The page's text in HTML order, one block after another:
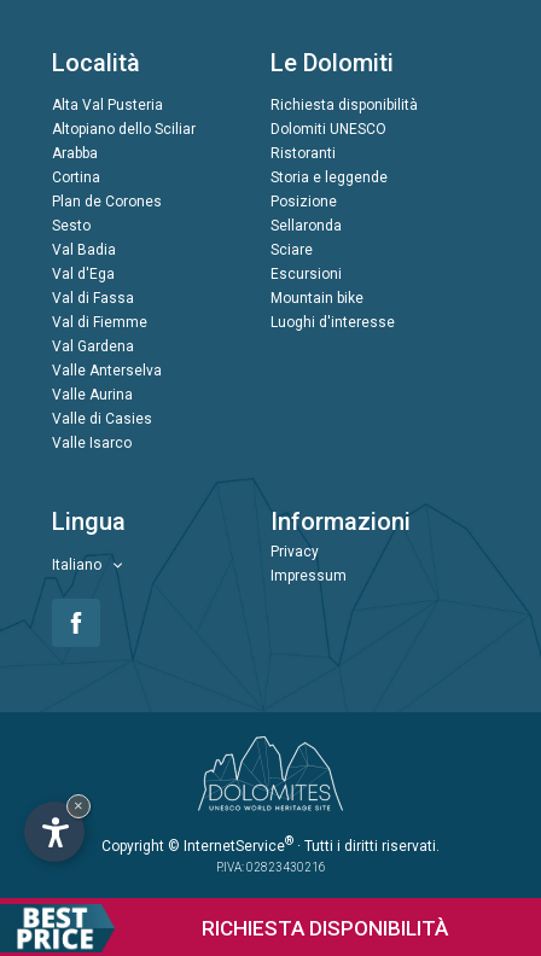
RICHIESTA DISPONIBILITÀ
Località
Alta Val Pusteria
Altopiano dello Sciliar
Arabba
Cortina
Plan de Corones
Sesto
Val Badia
Val d'Ega
Val di Fassa
Val di Fiemme
Val Gardena
Valle Anterselva
Valle Aurina
Valle di Casies
Valle Isarco
Le Dolomiti
Richiesta disponibilità
Dolomiti UNESCO
Ristoranti
Storia e leggende
Posizione
Sellaronda
Sciare
Escursioni
Mountain bike
Luoghi d'interesse
Lingua
Italiano
Informazioni
Privacy
Impressum
Copyright © InternetService® · Tutti i diritti riservati.
P.IVA: 02823430216
×